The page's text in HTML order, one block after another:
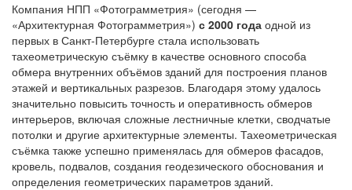
Компания НПП «Фотограмметрия» (сегодня —
«Архитектурная Фотограмметрия») с 2000 года одной из
первых в Санкт-Петербурге стала использовать
тахеометрическую съёмку в качестве основного способа
обмера внутренних объёмов зданий для построения планов
этажей и вертикальных разрезов. Благодаря этому удалось
значительно повысить точность и оперативность обмеров
интерьеров, включая сложные лестничные клетки, сводчатые
потолки и другие архитектурные элементы. Тахеометрическая
съёмка также успешно применялась для обмеров фасадов,
кровель, подвалов, создания геодезического обоснования и
определения геометрических параметров зданий.